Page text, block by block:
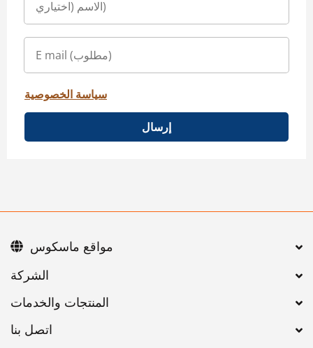
سياسة الخصوصية
إرسال
اتصل بنا
مواقع ماسكوس